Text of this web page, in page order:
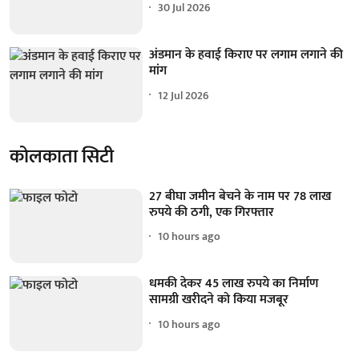
30 Jul 2026
अंडमान के हवाई किराए पर लगाम लगाने की
मांग
12 Jul 2026
कोलकाता सिटी
27 बीघा जमीन बेचने के नाम पर 78 लाख
रुपये की ठगी, एक गिरफ्तार
10 hours ago
धमकी देकर 45 लाख रुपये का निर्माण
सामग्री खरीदने को किया मजबूर
10 hours ago